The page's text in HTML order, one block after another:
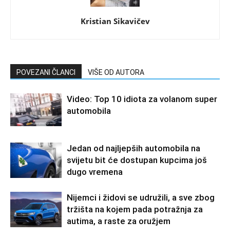
Kristian Sikavičev
POVEZANI ČLANCI VIŠE OD AUTORA
Video: Top 10 idiota za volanom super
automobila
Jedan od najljepših automobila na
svijetu bit će dostupan kupcima još
dugo vremena
Nijemci i židovi se udružili, a sve zbog
tržišta na kojem pada potražnja za
autima, a raste za oružjem